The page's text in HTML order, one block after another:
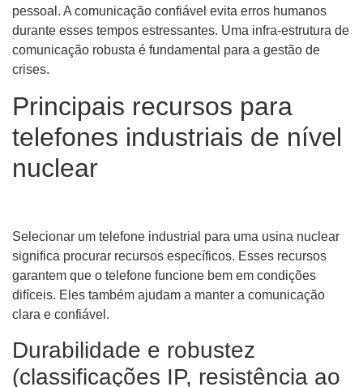
pessoal. A comunicação confiável evita erros humanos
durante esses tempos estressantes. Uma infra-estrutura de
comunicação robusta é fundamental para a gestão de
crises.
Principais recursos para
telefones industriais de nível
nuclear
Selecionar um telefone industrial para uma usina nuclear
significa procurar recursos específicos. Esses recursos
garantem que o telefone funcione bem em condições
difíceis. Eles também ajudam a manter a comunicação
clara e confiável.
Durabilidade e robustez
(classificações IP, resistência ao